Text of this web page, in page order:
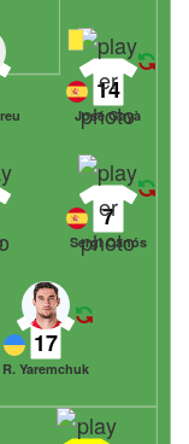
14
José Gayà
7
Sergi Canós
17
R. Yaremchuk